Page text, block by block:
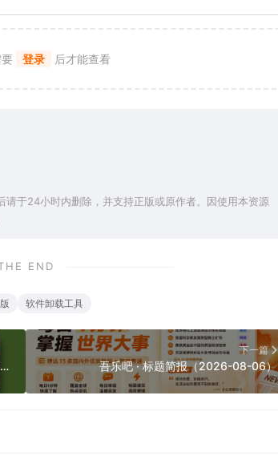
登录 后才能查看
于24小时内删除，并支持正版或原作者。因使用本资源
END
软件卸载工具
Light Image Resizer 7.6.4.173 绿色版（批量调整图片大小）
下一篇
吾乐吧 · 标题简报（2026-08-06）